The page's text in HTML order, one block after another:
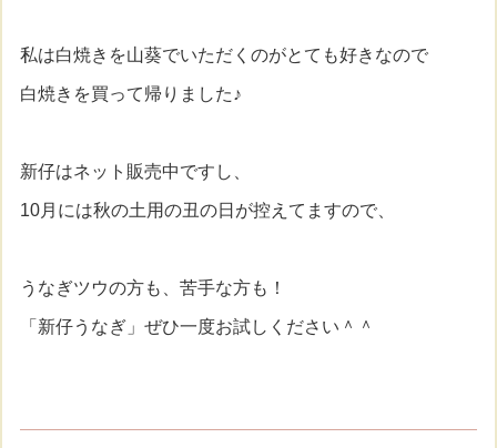
私は白焼きを山葵でいただくのがとても好きなので
白焼きを買って帰りました♪
新仔はネット販売中ですし、
10月には秋の土用の丑の日が控えてますので、
うなぎツウの方も、苦手な方も！
「新仔うなぎ」ぜひ一度お試しください＾＾